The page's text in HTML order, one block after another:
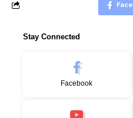
Stay Connected
Facebook